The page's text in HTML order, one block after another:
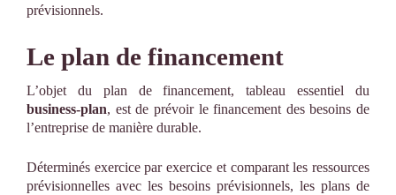
prévisionnels.
Le plan de financement
L’objet du plan de financement, tableau essentiel du
business-plan, est de prévoir le financement des besoins de
l’entreprise de manière durable.
Déterminés exercice par exercice et comparant les ressources
prévisionnelles avec les besoins prévisionnels, les plans de